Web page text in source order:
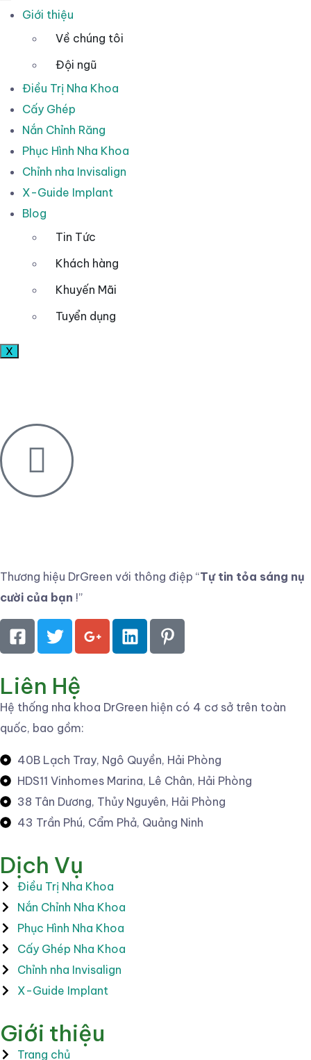
Giới thiệu
Về chúng tôi
Đội ngũ
Điều Trị Nha Khoa
Cấy Ghép
Nắn Chỉnh Răng
Phục Hình Nha Khoa
Chỉnh nha Invisalign
X-Guide Implant
Blog
Tin Tức
Khách hàng
Khuyến Mãi
Tuyển dụng
X
Thương hiệu DrGreen với thông điệp “Tự tin tỏa sáng nụ
cười của bạn !”
Liên Hệ
Hệ thống nha khoa DrGreen hiện có 4 cơ sở trên toàn
quốc, bao gồm:
40B Lạch Tray, Ngô Quyền, Hải Phòng
HDS11 Vinhomes Marina, Lê Chân, Hải Phòng
38 Tân Dương, Thủy Nguyên, Hải Phòng
43 Trần Phú, Cẩm Phả, Quảng Ninh
Dịch Vụ
Điều Trị Nha Khoa
Nắn Chỉnh Nha Khoa
Phục Hình Nha Khoa
Cấy Ghép Nha Khoa
Chỉnh nha Invisalign
X-Guide Implant
Giới thiệu
Trang chủ